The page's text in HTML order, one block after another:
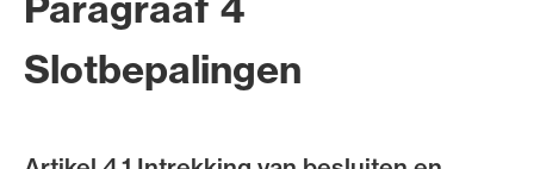
Slotbepalingen